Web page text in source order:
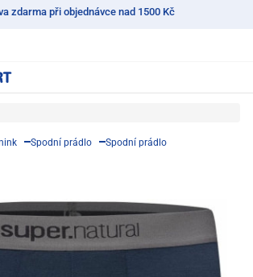
zdarma při objednávce nad 1500 Kč
Spodní prádlo Spodní prádlo